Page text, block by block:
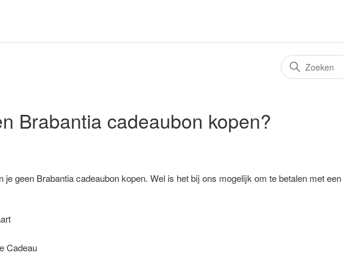
Brabantia cadeaubon kopen?
je geen Brabantia cadeaubon kopen. Wel is het bij ons mogelijk om te betalen met
Cadeau